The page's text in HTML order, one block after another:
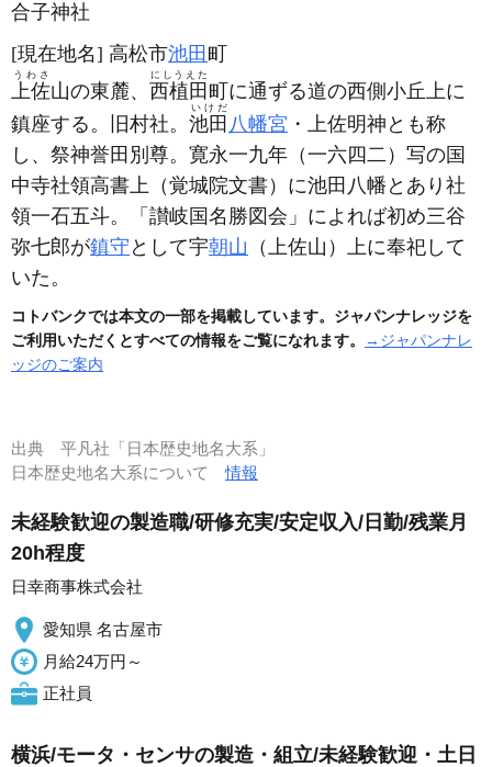
合子神社
[現在地名] 高松市池田 町
上佐
うわさ
山の東麓、 西植田
にしうえた
町に通ずる道の西側小丘上に
鎮座する。旧村社。 池田
いけだ
八幡宮 ・上佐明神とも称
し、祭神誉田別尊。寛永一九年 （一六四二） 写の国
中寺社領高書上 （覚城院文書） に池田八幡とあり社
領一石五斗。「讃岐国名勝図会」によれば初め三谷
弥七郎が鎮守 として宇朝山 （上佐山） 上に奉祀して
いた。
コトバンクでは本文の一部を掲載しています。ジャパンナレッジを
ご利用いただくとすべての情報をご覧になれます。
→ジャパンナレ
ッジのご案内
出典 平凡社「日本歴史地名大系」
日本歴史地名大系について情報
未経験歓迎の製造職/研修充実/安定収入/日勤/残業月
20h程度
日幸商事株式会社
愛知県 名古屋市
月給24万円～
正社員
横浜/モータ・センサの製造・組立/未経験歓迎・土日